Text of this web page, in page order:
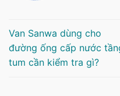
Van Sanwa dùng cho
đường ống cấp nước
tum cần kiểm tra gì?